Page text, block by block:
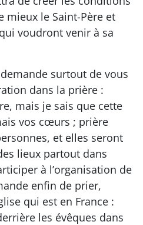
mieux le Saint-Père et
voudront venir à sa
surtout de vous
dans la prière :
mais je sais que cette
vos cœurs ; prière
et elles seront
lieux partout dans
à l’organisation de
enfin de prier,
qui est en France :
les évêques dans